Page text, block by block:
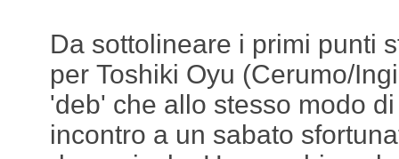
Da sottolineare i primi punti
per Toshiki Oyu (Cerumo/
'deb' che allo stesso modo
incontro a un sabato